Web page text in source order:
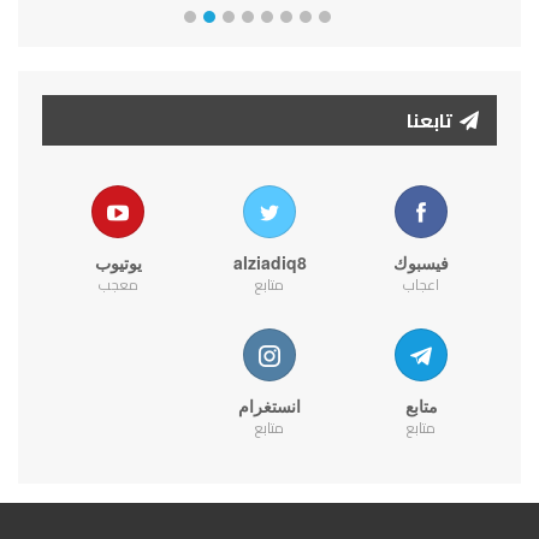
تابعنا
فيسبوك
اعجاب
alziadiq8
متابع
يوتيوب
معجب
متابع
متابع
انستغرام
متابع